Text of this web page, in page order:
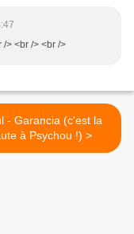
/> <br /> <br />
- Garancia (c'est la
faute à Psychou !) >